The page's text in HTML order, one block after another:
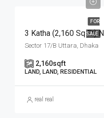
FOR
SALE
Sector 17/B Uttara, Dhaka
2,160sqft
LAND, LAND, RESIDENTIAL
real real